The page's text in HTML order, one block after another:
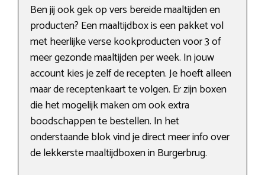
Ben jij ook gek op vers bereide maaltijden en
producten? Een maaltijdbox is een pakket vol
met heerlijke verse kookproducten voor 3 of
meer gezonde maaltijden per week. In jouw
account kies je zelf de recepten. Je hoeft alleen
maar de receptenkaart te volgen. Er zijn boxen
die het mogelijk maken om ook extra
boodschappen te bestellen. In het
onderstaande blok vind je direct meer info over
de lekkerste maaltijdboxen in Burgerbrug.